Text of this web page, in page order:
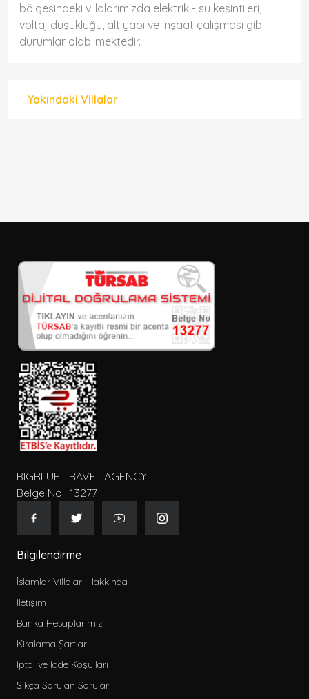
bölgesindeki villalarımızda elektrik - su kesintileri,
voltaj düşüklüğü, alt yapı ve inşaat çalışması gibi
durumlar olabilmektedir.
Yakındaki Villalar
BIGBLUE TRAVEL AGENCY
Belge No : 13277
Bilgilendirme
İslamlar Villaları Hakkında
İletişim
Banka Hesaplarımız
Kiralama Şartları
İptal ve İade Koşulları
Sıkça Sorulan Sorular